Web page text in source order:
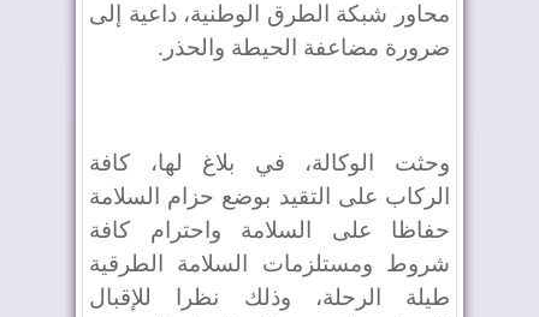
محاور شبكة الطرق الوطنية، داعية إلى
ضرورة مضاعفة الحيطة والحذر.
وحثت الوكالة، في بلاغ لها، كافة
الركاب على التقيد بوضع حزام السلامة
حفاظا على السلامة واحترام كافة
شروط ومستلزمات السلامة الطرقية
طيلة الرحلة، وذلك نظرا للإقبال